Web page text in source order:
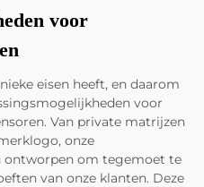
voor
eisen heeft, en daarom
voor
Van private matrijzen
onze
ontworpen om tegemoet te
van onze klanten. Deze